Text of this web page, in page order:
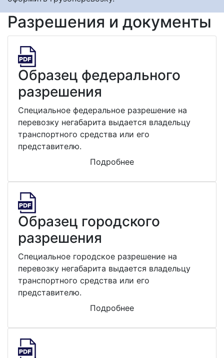
Разрешения и документы
Образец федерального
разрешения
Специальное федеральное разрешение на
перевозку негабарита выдается владельцу
транспортного средства или его
представителю.
Подробнее
Образец городского
разрешения
Специальное городское разрешение на
перевозку негабарита выдается владельцу
транспортного средства или его
представителю.
Подробнее